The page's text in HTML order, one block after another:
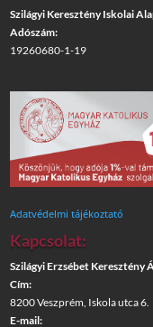
Szilágyi Keresztény Iskolai
Adószám:
19260680-1-19
Adatvédelmi tájékoztató
Kapcsolat:
Szilágyi Erzsébet Keresztény
Cím:
8200 Veszprém, Iskola utca 6.
E-mail: